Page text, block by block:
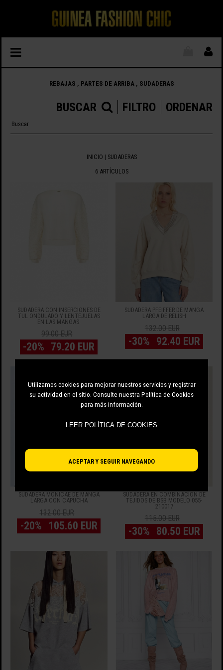
Utilizamos cookies para mejorar nuestros servicios y registrar
su actividad en el sitio. Consulte nuestra Política de Cookies
para más información.
ACEPTAR Y SEGUIR NAVEGANDO
REBAJAS , PARTES DE ARRIBA , SUDADERAS
ORDENAR
FILTRO
BUSCAR
INICIO | SUDADERAS
6 ARTÍCULOS
SUDADERA CON INSERCIONES DE
TUL ONDULADO Y LENTEJUELAS
EN LAS MANGAS.
99.00 EUR
-20% 79.20 EUR
SUDADERA PFEIFFER DE MANGA
LARGA DE RELISH
132.00 EUR
-30% 92.40 EUR
SUDADERA MONICAE DE MANGA
LARGA CON CAPUCHA
132.00 EUR
-20% 105.60 EUR
SUDADERA EN COMBINACIÓN DE
TEJIDOS DE BSB MODELO 055-
210017
115.00 EUR
-30% 80.50 EUR
LEER POLÍTICA DE COOKIES